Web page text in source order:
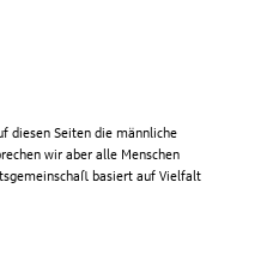
diesen Seiten die männliche
wir aber alle Menschen
basiert auf Vielfalt